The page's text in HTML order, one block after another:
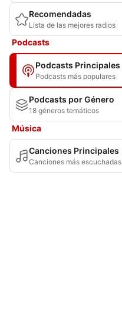
Recomendadas
Lista de las mejores radios
Podcasts
Podcasts Principales
Podcasts más populares
Podcasts por Género
18 géneros temáticos
Música
Canciones Principales
Canciones más escuchadas